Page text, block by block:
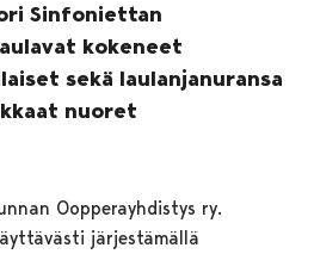
Sinfoniettan
kokeneet
sekä laulanjanuransa
nuoret
Oopperayhdistys ry.
järjestämällä